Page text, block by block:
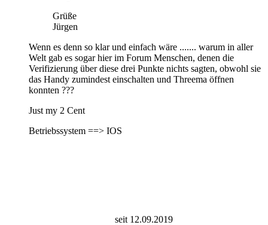
Grüße
Jürgen
Wenn es denn so klar und einfach wäre ....... warum in aller
Welt gab es sogar hier im Forum Menschen, denen die
Verifizierung über diese drei Punkte nichts sagten, obwohl sie
das Handy zumindest einschalten und Threema öffnen
konnten ???
Just my 2 Cent
Betriebssystem ==> IOS
seit 12.09.2019